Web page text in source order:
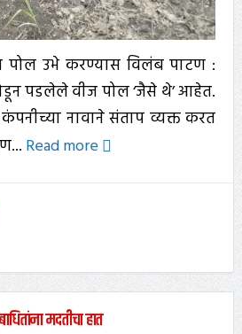
पोल उभे करण्यास विलंब पाटण :
पडलेले वीज पोल ‘जैसे थे’ आहेत.
नावाने संताप व्यक्त करत
Read more
मदतीचा हात